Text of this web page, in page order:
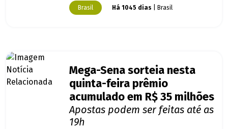
Brasil Há 1045 dias | Brasil
Mega-Sena sorteia nesta
quinta-feira prêmio
acumulado em R$ 35 milhões
Apostas podem ser feitas até as
19h